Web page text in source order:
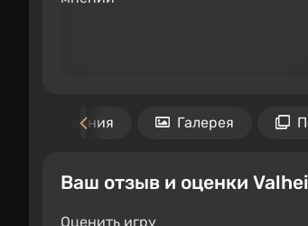
Требования Галерея
Ваш отзыв и оценки
Оценить игру